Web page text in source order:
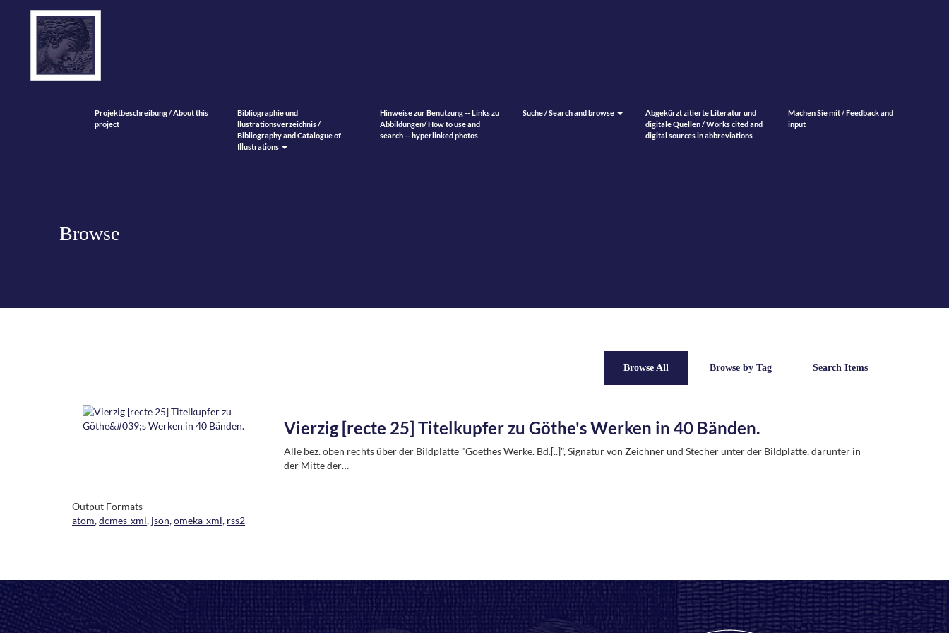
Projektbeschreibung / About this
project
Bibliographie und
llustrationsverzeichnis /
Bibliography and Catalogue of
Illustrations
Hinweise zur Benutzung -- Links zu
Abbildungen/ How to use and
search -- hyperlinked photos
Suche / Search and browse
Abgekürzt zitierte Literatur und
digitale Quellen / Works cited and
digital sources in abbreviations
Machen Sie mit / Feedback and
input
Browse
Browse All Browse by Tag Search Items
Vierzig [recte 25] Titelkupfer zu Göthe's Werken in 40 Bänden.
Alle bez. oben rechts über der Bildplatte "Goethes Werke. Bd.[..]", Signatur von Zeichner und Stecher unter der Bildplatte, darunter in
der Mitte der…
Output Formats
atom,dcmes-xml, json,omeka-xml, rss2